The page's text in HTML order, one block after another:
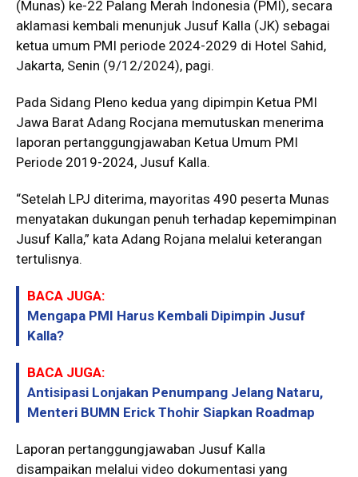
(Munas) ke-22 Palang Merah Indonesia (PMI), secara
aklamasi kembali menunjuk Jusuf Kalla (JK) sebagai
ketua umum PMI periode 2024-2029 di Hotel Sahid,
Jakarta, Senin (9/12/2024), pagi.
Pada Sidang Pleno kedua yang dipimpin Ketua PMI
Jawa Barat Adang Rocjana memutuskan menerima
laporan pertanggungjawaban Ketua Umum PMI
Periode 2019-2024, Jusuf Kalla.
“Setelah LPJ diterima, mayoritas 490 peserta Munas
menyatakan dukungan penuh terhadap kepemimpinan
Jusuf Kalla,” kata Adang Rojana melalui keterangan
tertulisnya.
BACA JUGA:
Mengapa PMI Harus Kembali Dipimpin Jusuf
Kalla?
BACA JUGA:
Antisipasi Lonjakan Penumpang Jelang Nataru,
Menteri BUMN Erick Thohir Siapkan Roadmap
Laporan pertanggungjawaban Jusuf Kalla
disampaikan melalui video dokumentasi yang